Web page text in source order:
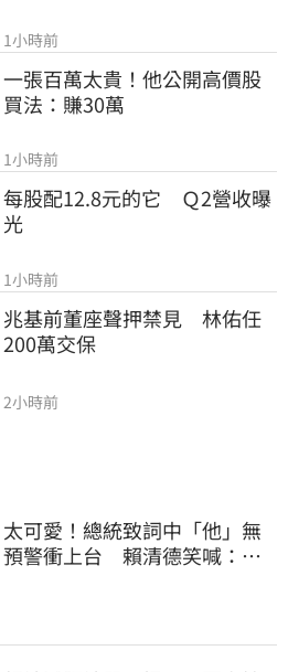
1小時前
一張百萬太貴！他公開高價股
買法：賺30萬
1小時前
每股配12.8元的它　Ｑ2營收曝
光
1小時前
兆基前董座聲押禁見　林佑任
200萬交保
2小時前
太可愛！總統致詞中「他」無
預警衝上台 賴清德笑喊：卸